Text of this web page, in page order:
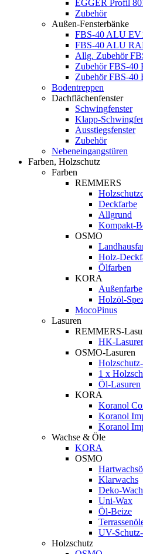
EGGER Profil
Zubehör
Außen-Fensterbänke
FBS-40 ALU
FBS-40 ALU
Allg. Zubehör
Zubehör FBS-40
Zubehör FBS-40
Bodentreppen
Dachflächenfenster
Schwingfenster
Klapp-
Ausstiegsfenster
Zubehör
Nebeneingangstüren
Farben, Holzschutz
Farben
REMMERS
Deckfarbe
Allgrund
Kompakt-
OSMO
Holz-
Ölfarben
KORA
Außenfarbe
Holzöl-
MocoPinus
Lasuren
REMMERS-
HK-
OSMO-Lasuren
1 x
Öl-Lasuren
KORA
Koranol
Koranol
Koranol
Wachse & Öle
KORA
OSMO
Klarwachs
Deko-
Uni-Wax
Öl-Beize
UV-
Holzschutz